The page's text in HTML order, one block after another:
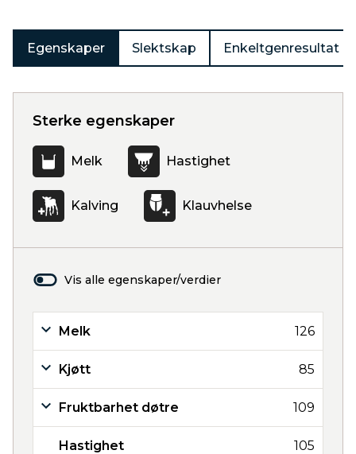
Egenskaper Slektskap Enkeltgenresultat
Sterke egenskaper
Melk Hastighet
Kalving Klauvhelse
Vis alle egenskaper/verdier
Melk 126
Kjøtt 85
Fruktbarhet døtre 109
Hastighet 105